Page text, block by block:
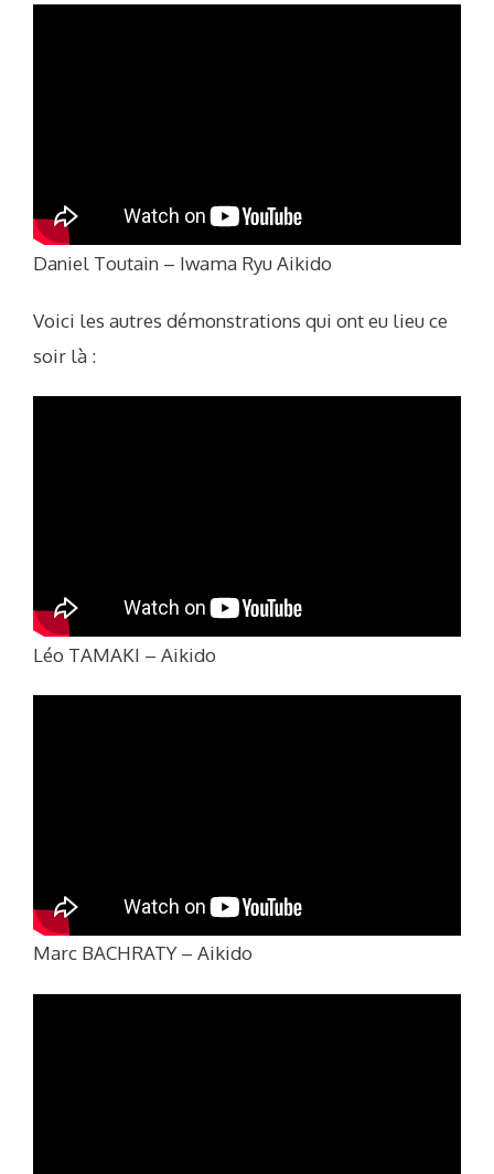
Daniel Toutain – Iwama Ryu Aikido
Voici les autres démonstrations qui ont eu lieu ce
soir là :
Léo TAMAKI – Aikido
Marc BACHRATY – Aikido